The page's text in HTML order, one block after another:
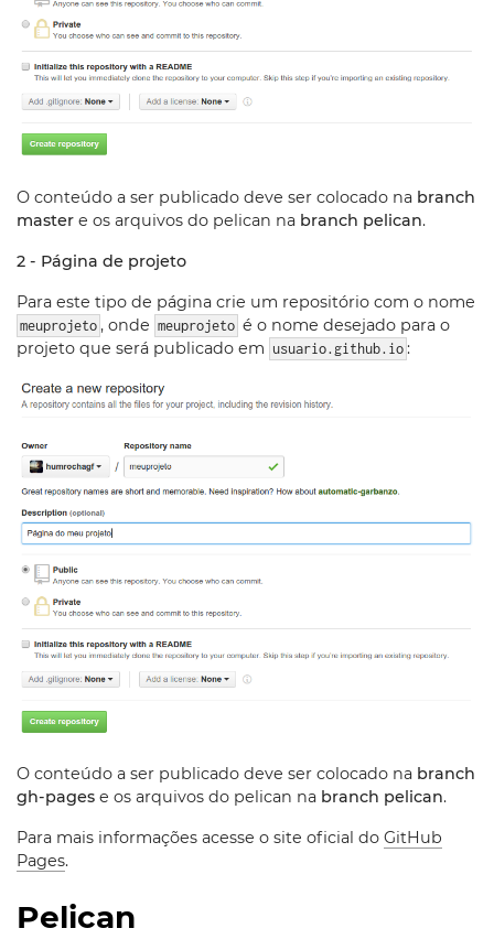
O conteúdo a ser publicado deve ser colocado na branch
master e os arquivos do pelican na branch pelican.
2 - Página de projeto
Para este tipo de página crie um repositório com o nome
meuprojeto , onde meuprojeto é o nome desejado para o
projeto que será publicado em usuario.github.io :
O conteúdo a ser publicado deve ser colocado na branch
gh-pages e os arquivos do pelican na branch pelican.
Para mais informações acesse o site oficial do GitHub
Pages.
Pelican